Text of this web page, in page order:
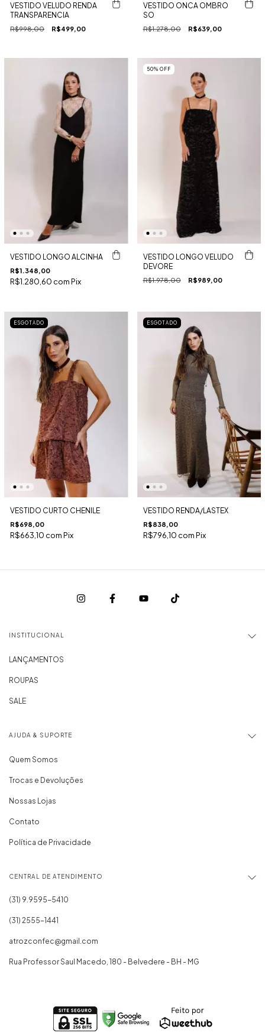
VESTIDO VELUDO RENDA
TRANSPARENCIA
R$998,00 R$499,00
VESTIDO ONCA OMBRO
SO
R$1.278,00 R$639,00
VESTIDO LONGO ALCINHA
R$1.348,00
R$1.280,60 comPix
50% OFF
VESTIDO LONGO VELUDO
DEVORE
R$1.978,00 R$989,00
ESGOTADO
VESTIDO CURTO CHENILE
R$698,00
R$663,10 comPix
ESGOTADO
VESTIDO RENDA/LASTEX
R$838,00
R$796,10 comPix
INSTITUCIONAL
LANÇAMENTOS
ROUPAS
SALE
AJUDA & SUPORTE
Quem Somos
Trocas e Devoluções
Nossas Lojas
Contato
Política de Privacidade
CENTRAL DE ATENDIMENTO
(31) 2555-1441
atrozconfec@gmail.com
Rua Professor Saul Macedo, 180 - Belvedere - BH - MG